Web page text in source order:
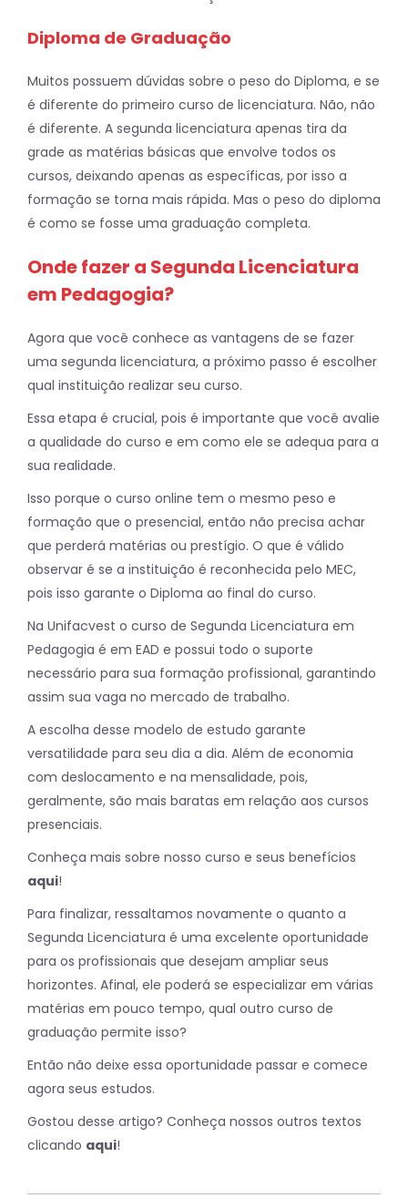
Diploma de Graduação
Muitos possuem dúvidas sobre o peso do Diploma, e se
é diferente do primeiro curso de licenciatura. Não, não
é diferente. A segunda licenciatura apenas tira da
grade as matérias básicas que envolve todos os
cursos, deixando apenas as específicas, por isso a
formação se torna mais rápida. Mas o peso do diploma
é como se fosse uma graduação completa.
Onde fazer a Segunda Licenciatura
em Pedagogia?
Agora que você conhece as vantagens de se fazer
uma segunda licenciatura, a próximo passo é escolher
qual instituição realizar seu curso.
Essa etapa é crucial, pois é importante que você avalie
a qualidade do curso e em como ele se adequa para a
sua realidade.
Isso porque o curso online tem o mesmo peso e
formação que o presencial, então não precisa achar
que perderá matérias ou prestígio. O que é válido
observar é se a instituição é reconhecida pelo MEC,
pois isso garante o Diploma ao final do curso.
Na Unifacvest o curso de Segunda Licenciatura em
Pedagogia é em EAD e possui todo o suporte
necessário para sua formação profissional, garantindo
assim sua vaga no mercado de trabalho.
A escolha desse modelo de estudo garante
versatilidade para seu dia a dia. Além de economia
com deslocamento e na mensalidade, pois,
geralmente, são mais baratas em relação aos cursos
presenciais.
Conheça mais sobre nosso curso e seus benefícios
aqui!
Para finalizar, ressaltamos novamente o quanto a
Segunda Licenciatura é uma excelente oportunidade
para os profissionais que desejam ampliar seus
horizontes. Afinal, ele poderá se especializar em várias
matérias em pouco tempo, qual outro curso de
graduação permite isso?
Então não deixe essa oportunidade passar e comece
agora seus estudos.
Gostou desse artigo? Conheça nossos outros textos
clicando aqui!